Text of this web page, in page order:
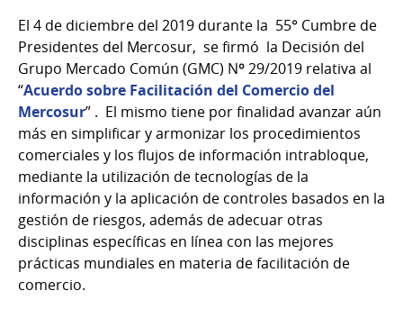
El 4 de diciembre del 2019 durante la 55° Cumbre de
Presidentes del Mercosur, se firmó la Decisión del
Grupo Mercado Común (GMC) Nº 29/2019 relativa al
“Acuerdo sobre Facilitación del Comercio del
Mercosur” . El mismo tiene por finalidad avanzar aún
más en simplificar y armonizar los procedimientos
comerciales y los flujos de información intrabloque,
mediante la utilización de tecnologías de la
información y la aplicación de controles basados en la
gestión de riesgos, además de adecuar otras
disciplinas específicas en línea con las mejores
prácticas mundiales en materia de facilitación de
comercio.